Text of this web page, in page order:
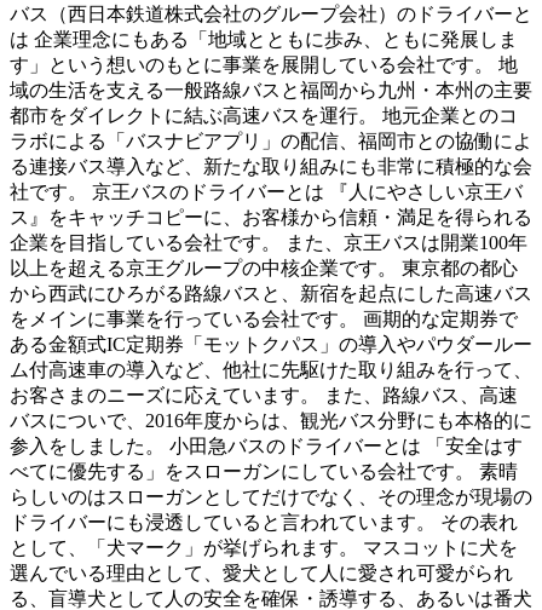
バス（西日本鉄道株式会社のグループ会社）のドライバーと
は 企業理念にもある「地域とともに歩み、ともに発展しま
す」という想いのもとに事業を展開している会社です。 地
域の生活を支える一般路線バスと福岡から九州・本州の主要
都市をダイレクトに結ぶ高速バスを運行。 地元企業とのコ
ラボによる「バスナビアプリ」の配信、福岡市との協働によ
る連接バス導入など、新たな取り組みにも非常に積極的な会
社です。 京王バスのドライバーとは 『人にやさしい京王バ
ス』をキャッチコピーに、お客様から信頼・満足を得られる
企業を目指している会社です。 また、京王バスは開業100年
以上を超える京王グループの中核企業です。 東京都の都心
から西武にひろがる路線バスと、新宿を起点にした高速バス
をメインに事業を行っている会社です。 画期的な定期券で
ある金額式IC定期券「モットクパス」の導入やパウダールー
ム付高速車の導入など、他社に先駆けた取り組みを行って、
お客さまのニーズに応えています。 また、路線バス、高速
バスについで、2016年度からは、観光バス分野にも本格的に
参入をしました。 小田急バスのドライバーとは 「安全はす
べてに優先する」をスローガンにしている会社です。 素晴
らしいのはスローガンとしてだけでなく、その理念が現場の
ドライバーにも浸透していると言われています。 その表れ
として、「犬マーク」が挙げられます。 マスコットに犬を
選んでいる理由として、愛犬として人に愛され可愛がられ
る、盲導犬として人の安全を確保・誘導する、あるいは番犬